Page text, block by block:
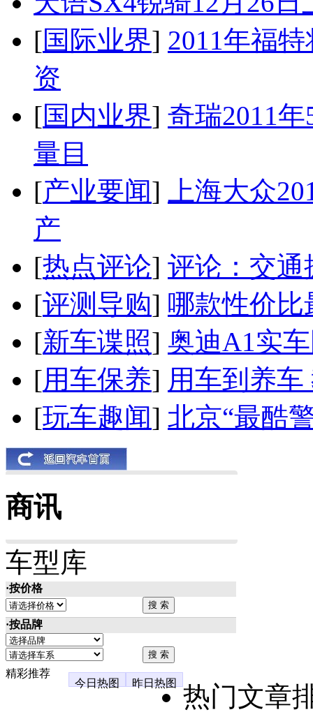
[国际业界] 2011年福
资
[国内业界] 奇瑞2011
量目
[产业要闻]
上海大众
产
[热点评论] 评论：交通
[评测导购] 哪款性价比
[新车谍照] 奥迪A1实
[用车保养] 用车到养
[玩车趣闻] 北京“最酷
商讯
车型库
·按价格
·按品牌
精彩推荐
今日热图
昨日热图
热门文章